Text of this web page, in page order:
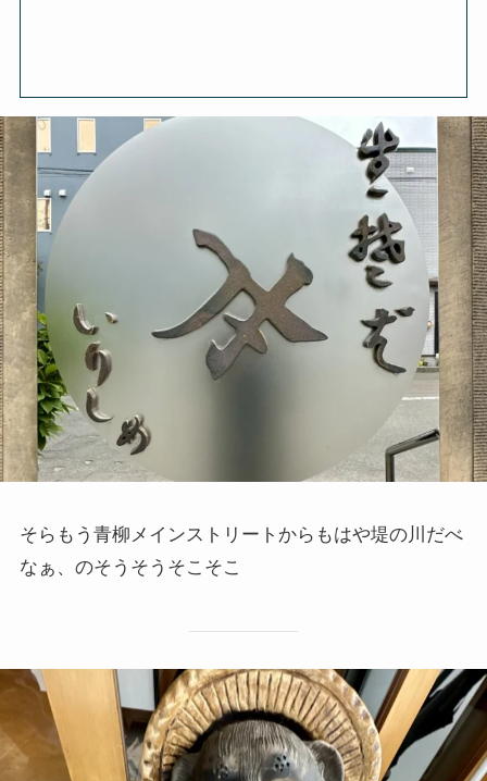
そらもう青柳メインストリートからもはや堤の川だべ
なぁ、のそうそうそこそこ